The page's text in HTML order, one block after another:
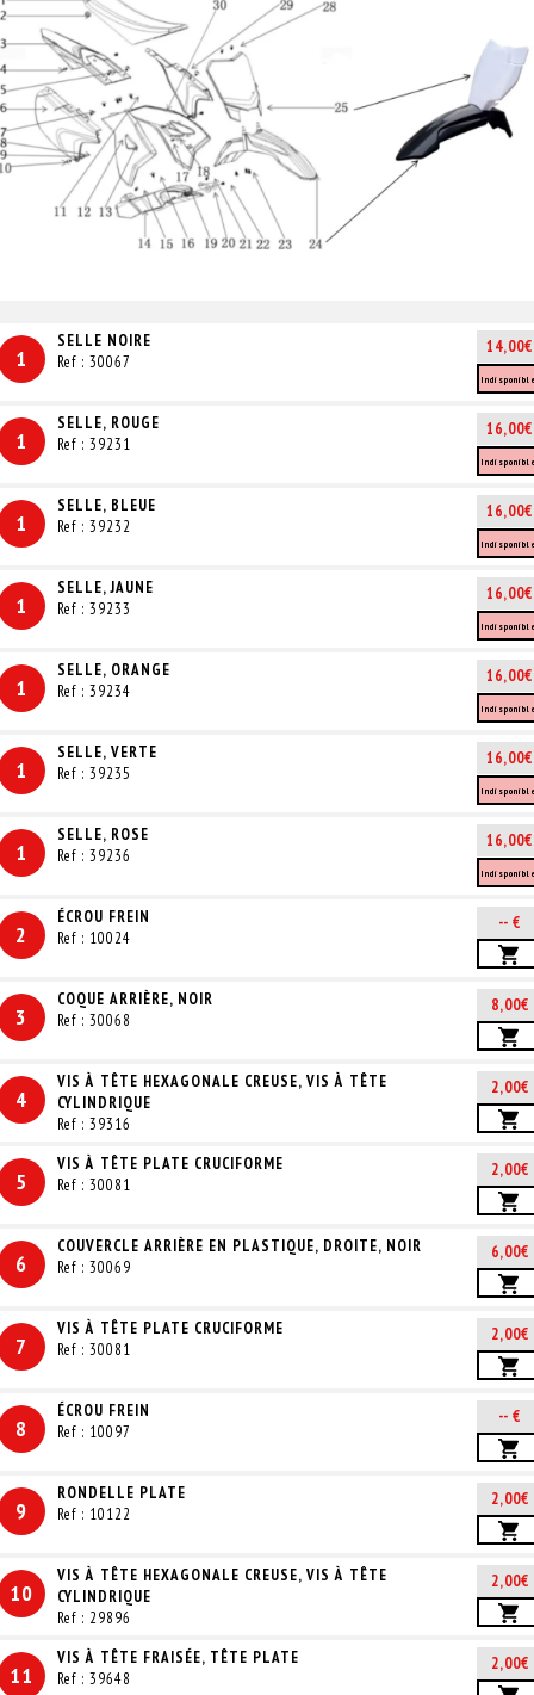
1
SELLE NOIRE
Ref : 30067
14,00€
1
SELLE, ROUGE
Ref : 39231
16,00€
1
SELLE, BLEUE
Ref : 39232
16,00€
1
SELLE, JAUNE
Ref : 39233
16,00€
1
SELLE, ORANGE
Ref : 39234
16,00€
1
SELLE, VERTE
Ref : 39235
16,00€
1
SELLE, ROSE
Ref : 39236
16,00€
2
ÉCROU FREIN
Ref : 10024
-- €
3
COQUE ARRIÈRE, NOIR
Ref : 30068
8,00€
4
VIS À TÊTE HEXAGONALE CREUSE, VIS À TÊTE
CYLINDRIQUE
Ref : 39316
2,00€
5
VIS À TÊTE PLATE CRUCIFORME
Ref : 30081
2,00€
6
COUVERCLE ARRIÈRE EN PLASTIQUE, DROITE, NOIR
Ref : 30069
6,00€
7
VIS À TÊTE PLATE CRUCIFORME
Ref : 30081
2,00€
8
ÉCROU FREIN
Ref : 10097
-- €
9
RONDELLE PLATE
Ref : 10122
2,00€
10
VIS À TÊTE HEXAGONALE CREUSE, VIS À TÊTE
CYLINDRIQUE
Ref : 29896
2,00€
11
VIS À TÊTE FRAISÉE, TÊTE PLATE
Ref : 39648
2,00€